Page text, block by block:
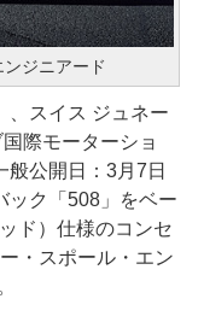
ジニアード
スイス ジュネー
際モーターショ
般公開日：3月7日
ック「508」をベー
ド）仕様のコンセ
・スポール・エン